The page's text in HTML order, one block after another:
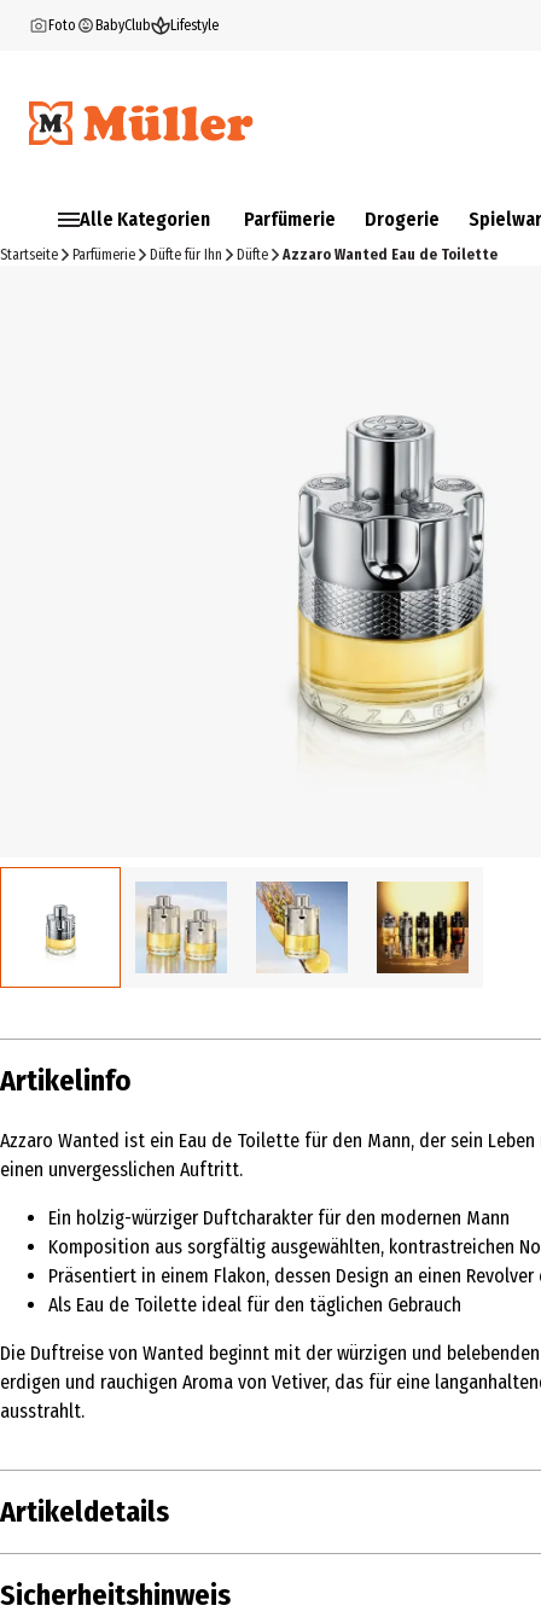
Foto BabyClub Lifestyle
Alle Kategorien Parfümerie Drogerie
Startseite Parfümerie Düfte für Ihn Düfte Azzaro Wanted Eau de Toilette
Artikelinfo
Azzaro Wanted ist ein Eau de Toilette für den Mann, der sein
einen unvergesslichen Auftritt.
Ein holzig-würziger Duftcharakter für den modernen Mann
Komposition aus sorgfältig ausgewählten, kontrastreichen
Präsentiert in einem Flakon, dessen Design an einen
Als Eau de Toilette ideal für den täglichen Gebrauch
Die Duftreise von Wanted beginnt mit der würzigen und
erdigen und rauchigen Aroma von Vetiver, das für eine
ausstrahlt.
Artikeldetails
Inhalt 50 ml
Sicherheitshinweis